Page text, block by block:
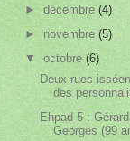
►décembre(4)
► novembre(5)
▼octobre(6)
Deux rues
des
Ehpad 5 :
Georges (99